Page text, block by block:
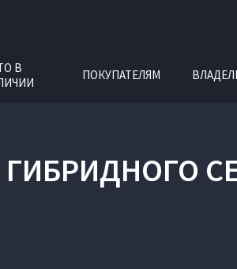
В
ПОКУПАТЕЛЯМ
ГИБРИДНОГО